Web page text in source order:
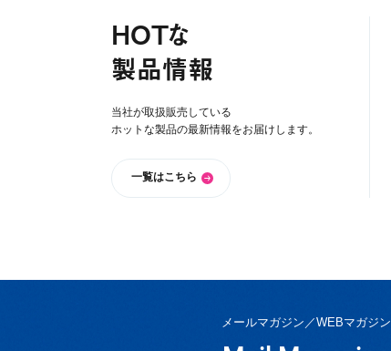
HOTな
製品情報
当社が取扱販売している
ホットな製品の最新情報をお届けします。
一覧はこちら
メールマガジン／WEBマガジン